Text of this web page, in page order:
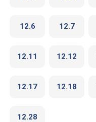
12.6 12.7
12.11 12.12
12.17 12.18
12.28